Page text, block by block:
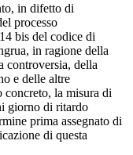
in difetto di
processo
bis del codice di
in ragione della
controversia, della
e delle altre
concreto, la misura di
giorno di ritardo
prima assegnato di
di questa